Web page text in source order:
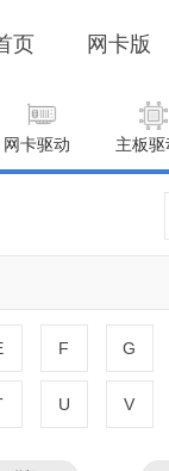
页 网卡版
网卡驱动 主板驱
F G
U V